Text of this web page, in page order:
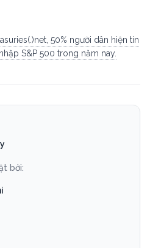
50% người dân hiện tin
S&P 500 trong năm nay.
bởi: